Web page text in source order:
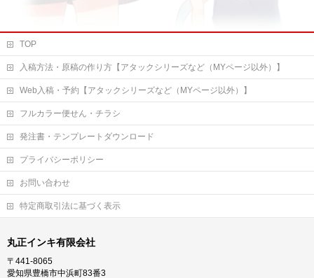
TOP
入稿方法・原稿の作り方【アタックシリーズなど（MYページ以外）】
Web入稿・予約【アタックシリーズなど（MYページ以外）】
フルカラー便せん・チラシ
発注書・テンプレートダウンロード
プライバシーポリシー
お問い合わせ
特定商取引法に基づく表示
丸正インキ有限会社
〒441-8065
愛知県豊橋市中浜町83番3